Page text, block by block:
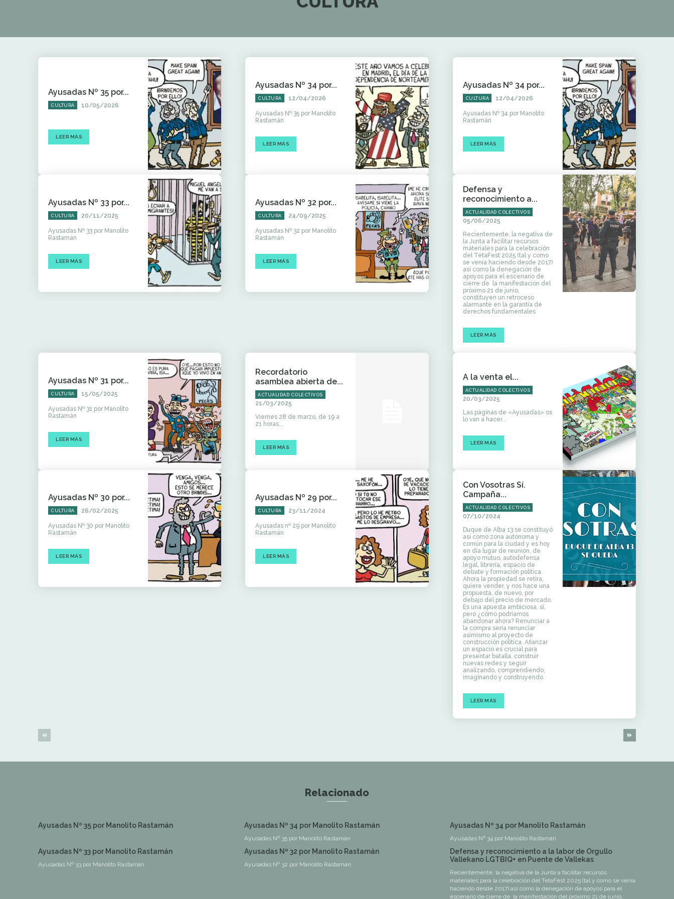
Ayusadas Nº 35 por...
CULTURA 10/05/2026
LEER MÁS
Ayusadas Nº 34 por...
CULTURA 12/04/2026
Ayusadas Nº 35 por Manolito
Rastamán
LEER MÁS
Ayusadas Nº 34 por...
CULTURA 12/04/2026
Ayusadas Nº 34 por Manolito
LEER MÁS
Ayusadas Nº 33 por...
CULTURA 20/11/2025
Ayusadas Nº 33 por Manolito
LEER MÁS
Ayusadas Nº 32 por...
CULTURA 24/09/2025
Ayusadas Nº 32 por Manolito
Rastamán
LEER MÁS
Defensa y
reconocimiento a...
ACTUALIDAD COLECTIVOS
05/06/2025
Recientemente, la negativa de
la Junta a facilitar recursos
materiales para la celebración
del TetaFest 2025 (tal y como
se venía haciendo desde 2017)
así como la denegación de
apoyos para el escenario de
cierre de la manifestación del
próximo 21 de junio,
constituyen un retroceso
alarmante en la garantía de
derechos fundamentales
LEER MÁS
Ayusadas Nº 31 por...
CULTURA 15/05/2025
Ayusadas Nº 31 por Manolito
Rastamán
LEER MÁS
Recordatorio
asamblea abierta de...
ACTUALIDAD COLECTIVOS
21/03/2025
Viernes 28 de marzo, de 19 a
21 horas...
LEER MÁS
A la venta el...
ACTUALIDAD COLECTIVOS
20/03/2025
Las páginas de «Ayusadas» os
lo van a hacer...
LEER MÁS
Ayusadas Nº 30 por...
CULTURA 26/02/2025
Ayusadas Nº 30 por Manolito
Rastamán
LEER MÁS
Ayusadas Nº 29 por...
CULTURA 23/11/2024
Ayusadas nº 29 por Manolito
Rastamán
LEER MÁS
Con Vosotras Sí.
Campaña...
ACTUALIDAD COLECTIVOS
07/10/2024
Duque de Alba 13 se constituyó
así como zona autónoma y
común para la ciudad y es hoy
en día lugar de reunión, de
apoyo mutuo, autodefensa
legal, librería, espacio de
debate y formación política.
Ahora la propiedad se retira,
quiere vender, y nos hace una
propuesta, de nuevo, por
debajo del precio de mercado.
Es una apuesta ambiciosa, sí,
pero ¿cómo podríamos
abandonar ahora? Renunciar a
la compra sería renunciar
asimismo al proyecto de
construcción política. Afianzar
un espacio es crucial para
presentar batalla, construir
nuevas redes y seguir
analizando, comprendiendo,
imaginando y construyendo
LEER MÁS
Relacionado
Ayusadas Nº 35 por Manolito Rastamán Ayusadas Nº 34 por Manolito Rastamán
Ayusadas Nº 35 por Manolito Rastamán
Ayusadas Nº 34 por Manolito Rastamán
Ayusadas Nº 33 por Manolito Rastamán Ayusadas Nº 32 por Manolito Rastamán
Ayusadas Nº 32 por Manolito Rastamán
Defensa y reconocimiento a la labor de Orgullo
Vallekano LGTBIQ+ en Puente de Vallekas
Recientemente, la negativa de la Junta a facilitar recursos
materiales para la celebración del TetaFest 2025 (tal y como se venía
haciendo desde 2017) así como la denegación de apoyos para el
escenario de cierre de la manifestación del próximo 21 de junio,